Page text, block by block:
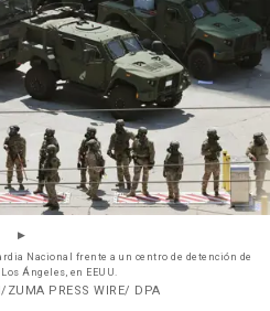
Nacional frente a un centro de detención de
Ángeles, en EEUU.
ZUMA PRESS WIRE/ DPA